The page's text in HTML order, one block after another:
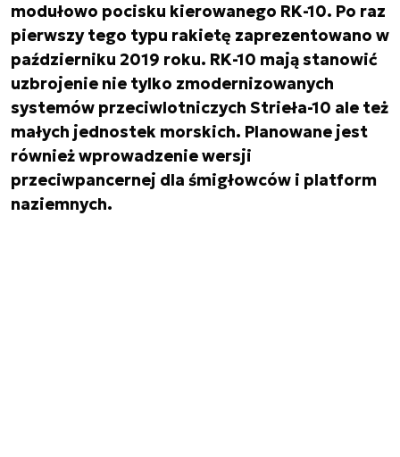
modułowo pocisku kierowanego RK-10. Po raz
pierwszy tego typu rakietę zaprezentowano w
październiku 2019 roku. RK-10 mają stanowić
uzbrojenie nie tylko zmodernizowanych
systemów przeciwlotniczych Strieła-10 ale też
małych jednostek morskich. Planowane jest
również wprowadzenie wersji
przeciwpancernej dla śmigłowców i platform
naziemnych.